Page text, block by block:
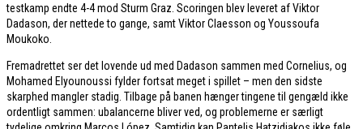
testkamp endte 4-4 mod Sturm Graz. Scoringen blev leveret af Viktor
Dadason, der nettede to gange, samt Viktor Claesson og Youssoufa
Moukoko.
Fremadrettet ser det lovende ud med Dadason sammen med Cornelius, og
Mohamed Elyounoussi fylder fortsat meget i spillet – men den sidste
skarphed mangler stadig. Tilbage på banen hænger tingene til gengæld ikke
ordentligt sammen: ubalancerne bliver ved, og problemerne er særligt